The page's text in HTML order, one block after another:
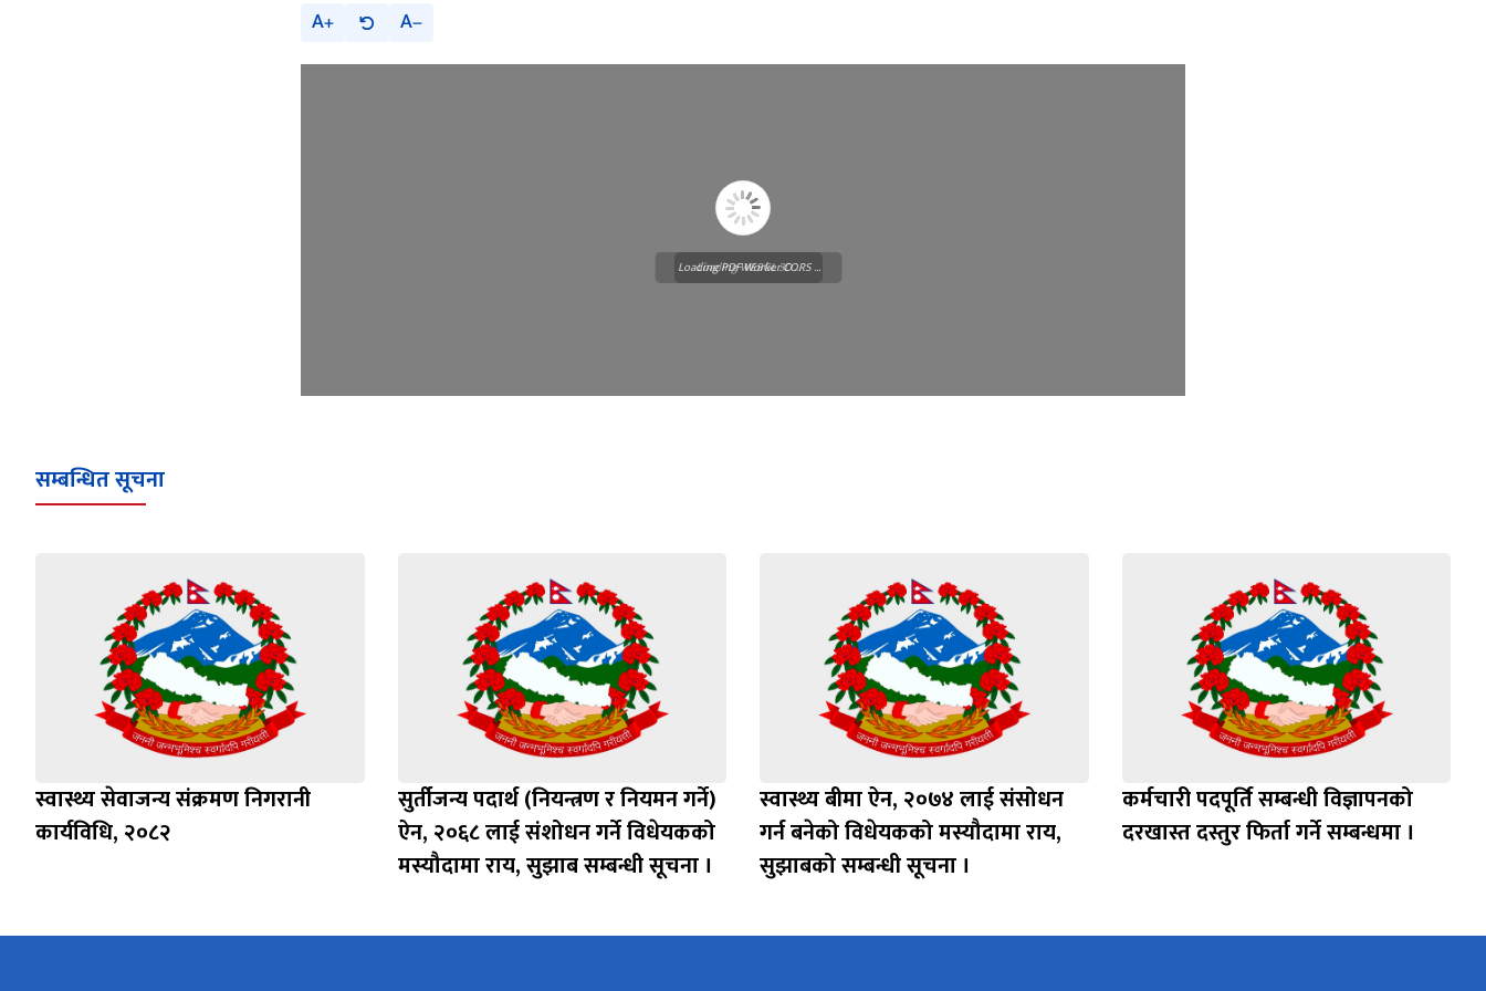
A A
Loading WEBGL 3D ...
Loading PDF Worker CORS ...
सम्बन्धित सूचना
स्वास्थ्य सेवाजन्य संक्रमण निगरानी
कार्यविधि, २०८२
सुर्तीजन्य पदार्थ (नियन्त्रण र नियमन गर्ने)
ऐन, २०६८ लाई संशोधन गर्ने विधेयकको
मस्यौदामा राय, सुझाब सम्बन्धी सूचना ।
स्वास्थ्य बीमा ऐन, २०७४ लाई संसोधन
गर्न बनेको विधेयकको मस्यौदामा राय,
सुझाबको सम्बन्धी सूचना ।
कर्मचारी पदपूर्ति सम्बन्धी विज्ञापनको
दरखास्त दस्तुर फिर्ता गर्ने सम्बन्धमा ।